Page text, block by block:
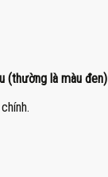
(thường là màu đen)